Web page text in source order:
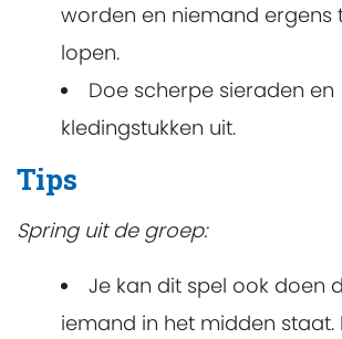
worden en niemand ergens
lopen.
Doe scherpe sieraden en
kledingstukken uit.
Tips
Spring uit de groep:
Je kan dit spel ook doen
iemand in het midden staat.